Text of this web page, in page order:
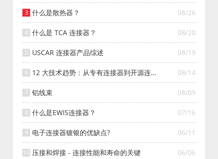
08/26
什么是散热器？
08/20
什么是 TCA 连接器？
08/19
USCAR 连接器产品综述
08/14
12 大技术趋势：从专有连接器到开源连接
器的演变
08/09
铝线束
07/16
什么是EWIS连接器？
06/11
电子连接器镀银的优缺点?
06/06
压接和焊接 - 连接性能和寿命的关键